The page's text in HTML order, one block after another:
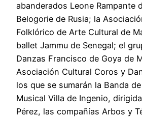
abanderados Leone Rampante
Belogorie de Rusia; la
Folklórico de Arte Cultural de
ballet Jammu de Senegal; el
Danzas Francisco de Goya de
Asociación Cultural Coros y
los que se sumarán la Banda
Musical Villa de Ingenio,
Pérez, las compañías Arbos y